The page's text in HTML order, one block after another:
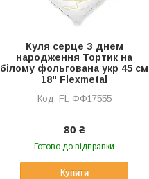
Куля серце З днем
народження Тортик на
білому фольгована укр 45 см
18" Flexmetal
FL ФФ17555
80 ₴
Готово до відправки
Купити